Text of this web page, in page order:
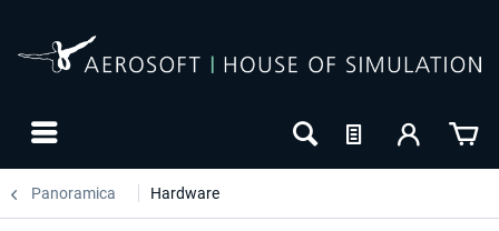
Panoramica Hardware